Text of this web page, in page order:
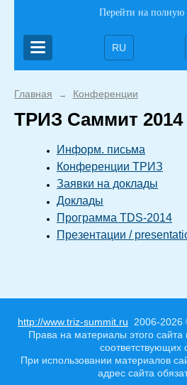
Перейти на полную
RU
Главная → Конференции
ТРИЗ Саммит 2014
Информ. письма
Конференции ТРИЗ
Заявки на доклады
Доклады
Программа TDS-2014
Презентации /
http://www.triz-summit.ru 2006-
Права на материалы этого
соответствующих
При использовании материалов
адрес сайта